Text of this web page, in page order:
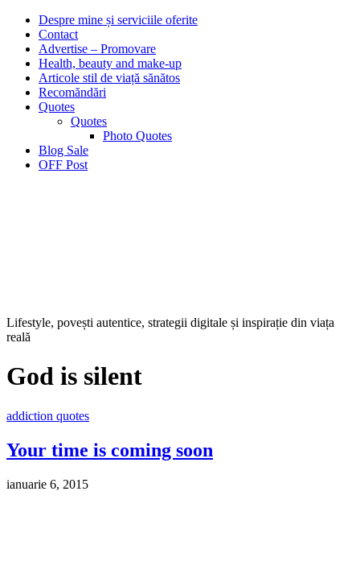
Despre mine și serviciile oferite
Contact
Advertise – Promovare
Health, beauty and make-up
Articole stil de viață sănătos
Recomăndări
Quotes
Quotes
Photo Quotes
Blog Sale
OFF Post
Lifestyle, povești autentice, strategii digitale și inspirație din viața
reală
God is silent
addiction quotes
Your time is coming soon
ianuarie 6, 2015